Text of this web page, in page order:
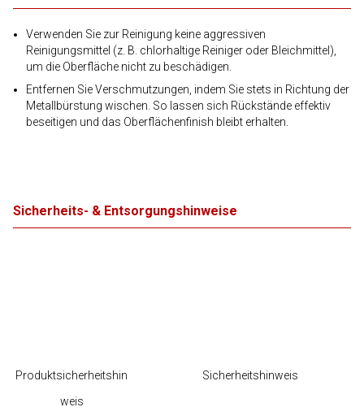
Verwenden Sie zur Reinigung keine aggressiven
Reinigungsmittel (z. B. chlorhaltige Reiniger oder Bleichmittel),
um die Oberfläche nicht zu beschädigen.
Entfernen Sie Verschmutzungen, indem Sie stets in Richtung der
Metallbürstung wischen. So lassen sich Rückstände effektiv
beseitigen und das Oberflächenfinish bleibt erhalten.
Sicherheits- & Entsorgungshinweise
Produktsicherheitshin
weis
Sicherheitshinweis